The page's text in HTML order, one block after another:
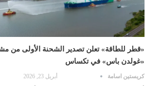
«قطر للطاقة» تعلن تصدير الشحنة الأولى من
«غولدن باس» في تكساس
كريستين اسامة أبريل 23, 2026